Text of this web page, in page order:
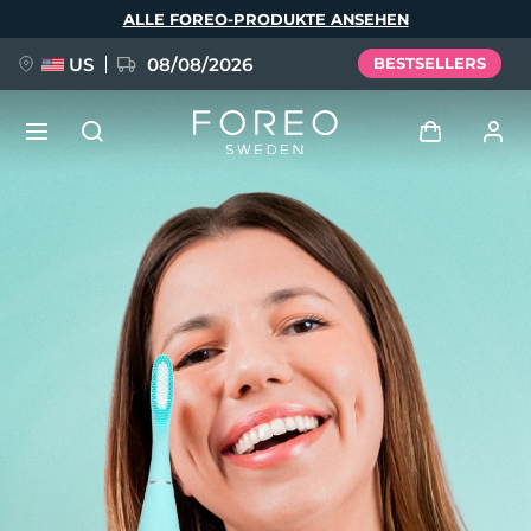
ALLE FOREO-PRODUKTE ANSEHEN
US 08/08/2026 BESTSELLERS
Benutzerkonto
Meine Geräte
Meine Bestellungen
Meine Adressen
Meine Abonnements
FAQ™ Pure Beauty-Tech Elixir
BREAKING NEWS
issa™ Teeth Whitening Set
Deutsch
Español
Français
Italiano
Português
Svenska
Русский
简体中文 繁體中文